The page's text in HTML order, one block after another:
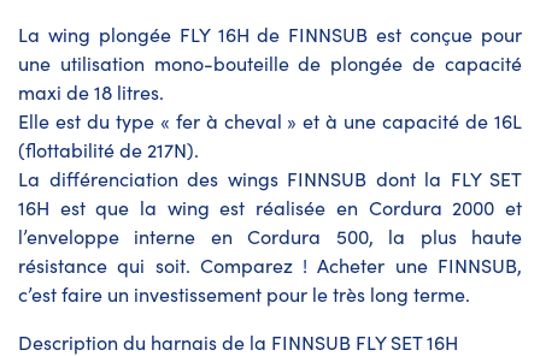
La wing plongée FLY 16H de FINNSUB est conçue pour
une utilisation mono-bouteille de plongée de capacité
maxi de 18 litres.
Elle est du type « fer à cheval » et à une capacité de 16L
(flottabilité de 217N).
La différenciation des wings FINNSUB dont la FLY SET
16H est que la wing est réalisée en Cordura 2000 et
l’enveloppe interne en Cordura 500, la plus haute
résistance qui soit. Comparez ! Acheter une FINNSUB,
c’est faire un investissement pour le très long terme.
Description du harnais de la FINNSUB FLY SET 16H